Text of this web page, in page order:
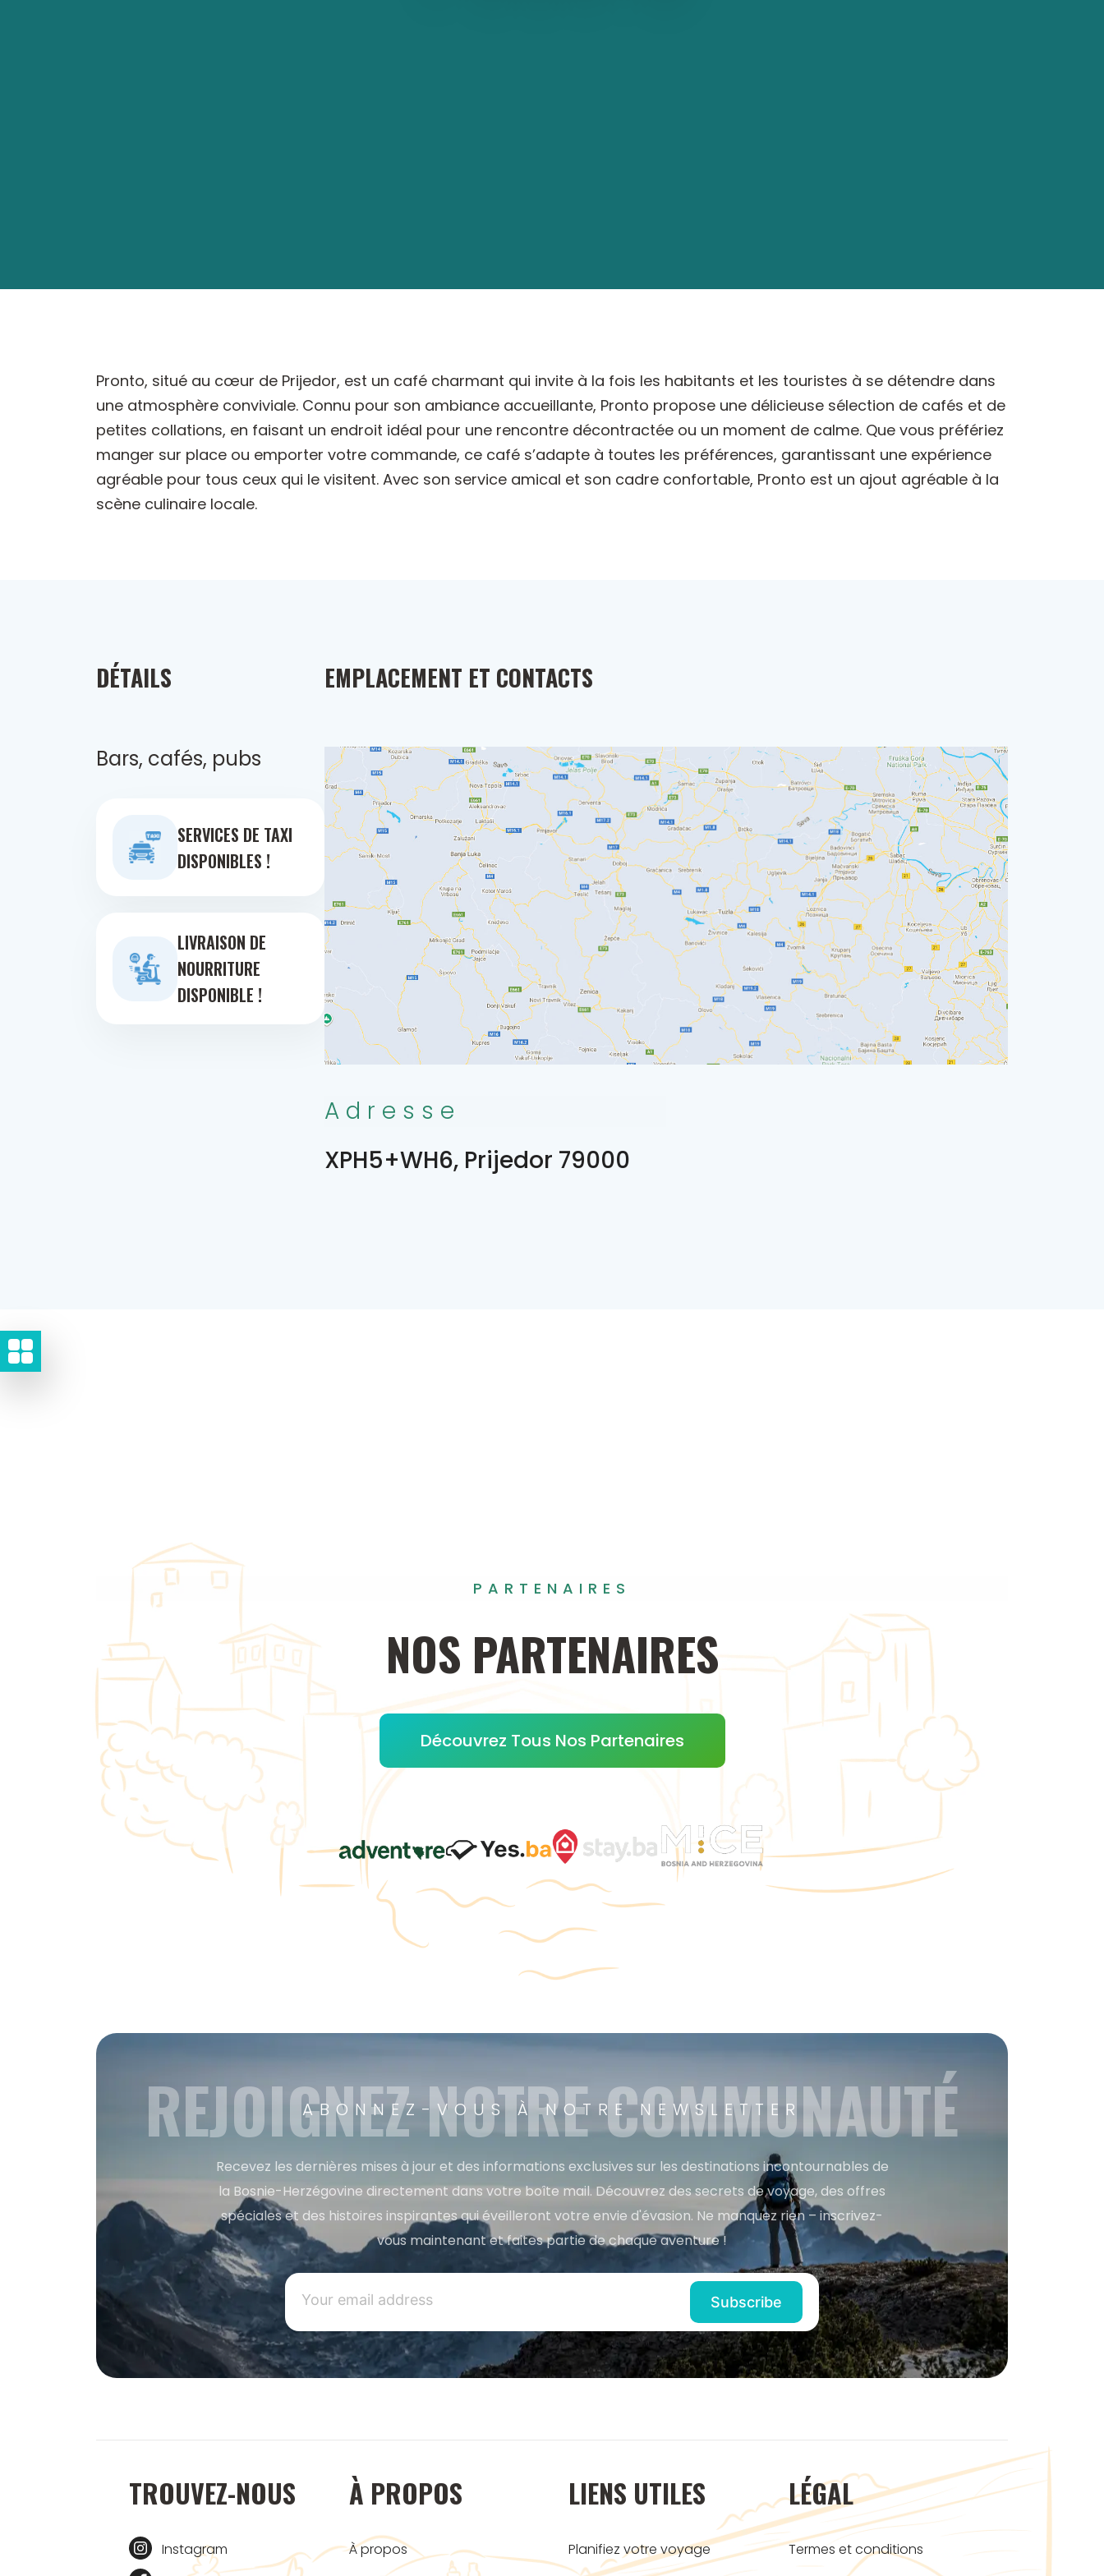
Pronto, situé au cœur de Prijedor, est un café charmant qui invite à la fois les habitants et les touristes à se détendre dans
une atmosphère conviviale. Connu pour son ambiance accueillante, Pronto propose une délicieuse sélection de cafés et de
petites collations, en faisant un endroit idéal pour une rencontre décontractée ou un moment de calme. Que vous préfériez
manger sur place ou emporter votre commande, ce café s’adapte à toutes les préférences, garantissant une expérience
agréable pour tous ceux qui le visitent. Avec son service amical et son cadre confortable, Pronto est un ajout agréable à la
scène culinaire locale.
DÉTAILS
Bars, cafés, pubs
SERVICES DE TAXI
DISPONIBLES !
LIVRAISON DE
NOURRITURE
DISPONIBLE !
EMPLACEMENT ET CONTACTS
Adresse
XPH5+WH6, Prijedor 79000
PARTENAIRES
NOS PARTENAIRES
Découvrez Tous Nos Partenaires
ABONNEZ-VOUS À NOTRE NEWSLETTER
REJOIGNEZ NOTRE COMMUNAUTÉ
Recevez les dernières mises à jour et des informations exclusives sur les destinations incontournables de
la Bosnie-Herzégovine directement dans votre boîte mail. Découvrez des secrets de voyage, des offres
spéciales et des histoires inspirantes qui éveilleront votre envie d'évasion. Ne manquez rien – inscrivez-
vous maintenant et faites partie de chaque aventure !
TROUVEZ-NOUS
Instagram
À PROPOS
À propos
LIENS UTILES
Planifiez votre voyage
LÉGAL
Termes et conditions